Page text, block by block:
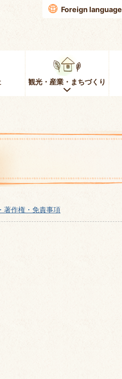
Foreign language
観光・産業・まちづくり
著作権・免責事項